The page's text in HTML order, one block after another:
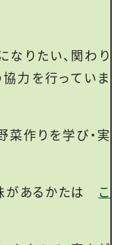
なりたい、関わり
力を行っていま
菜作りを学び・実
があるかたは こ